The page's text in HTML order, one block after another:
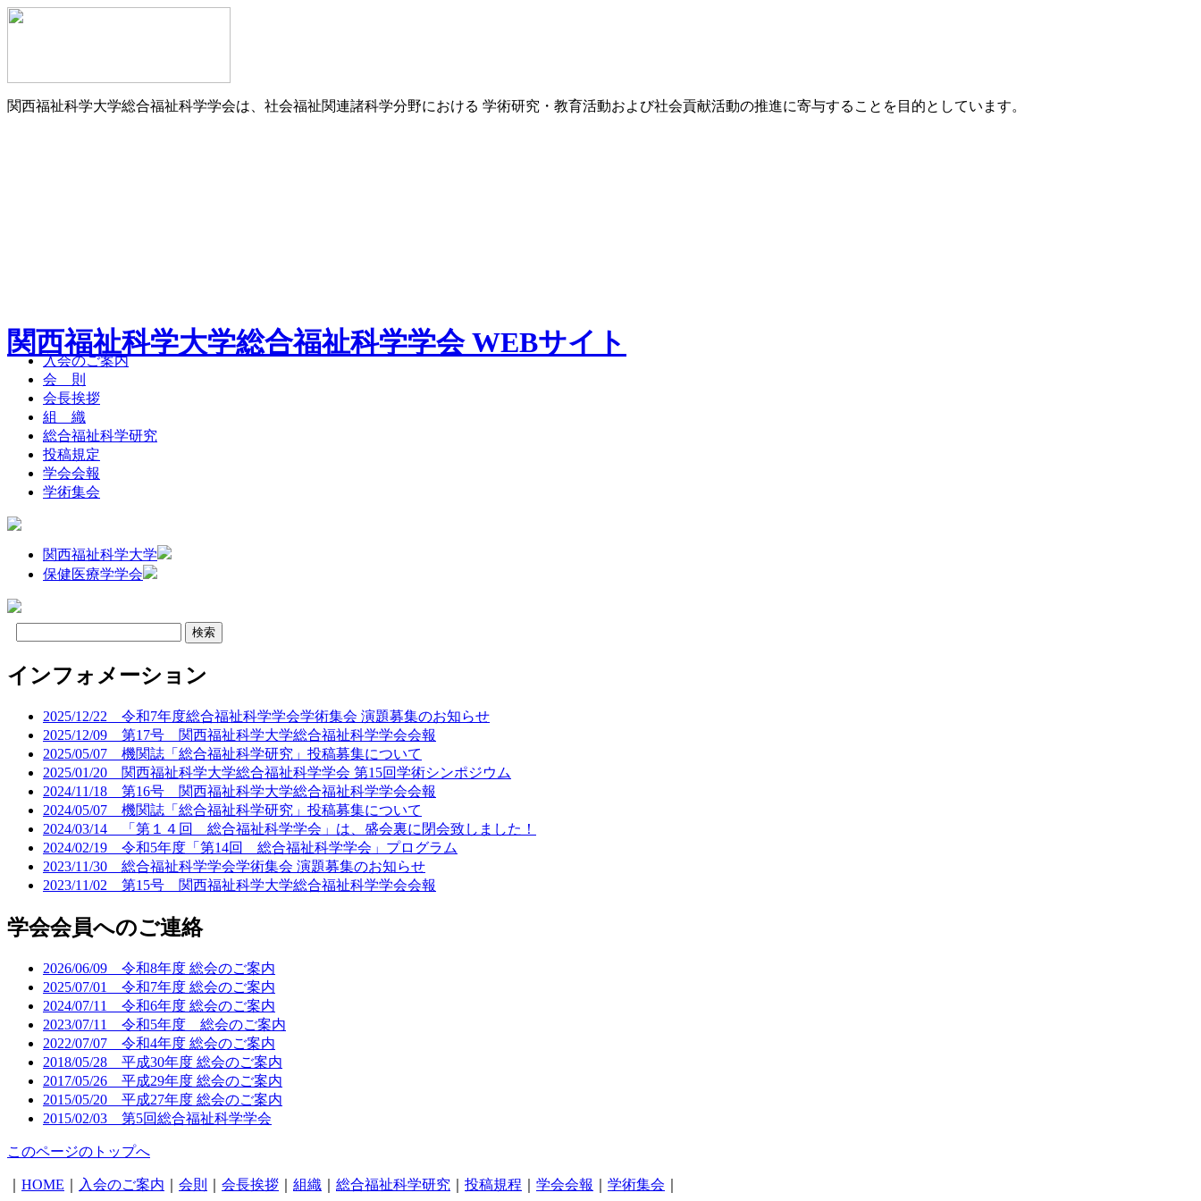
関西福祉科学大学総合福祉科学学会は、社会福祉関連諸科学分野における 学術研究・教育活動および社会貢献活動の推進に寄与することを目的としています。
関西福祉科学大学総合福祉科学学会 WEBサイト
入会のご案内
会 則
会長挨拶
組 織
総合福祉科学研究
投稿規定
学会会報
学術集会
関西福祉科学大学
保健医療学学会
インフォメーション
2025/12/22 令和7年度総合福祉科学学会学術集会 演題募集のお知らせ
2025/12/09 第17号 関西福祉科学大学総合福祉科学学会会報
2025/05/07 機関誌「総合福祉科学研究」投稿募集について
2025/01/20 関西福祉科学大学総合福祉科学学会 第15回学術シンポジウム
2024/11/18 第16号 関西福祉科学大学総合福祉科学学会会報
2024/05/07 機関誌「総合福祉科学研究」投稿募集について
2024/03/14 「第１４回 総合福祉科学学会」は、盛会裏に閉会致しました！
2024/02/19 令和5年度「第14回 総合福祉科学学会」プログラム
2023/11/30 総合福祉科学学会学術集会 演題募集のお知らせ
2023/11/02 第15号 関西福祉科学大学総合福祉科学学会会報
学会会員へのご連絡
2026/06/09 令和8年度 総会のご案内
2025/07/01 令和7年度 総会のご案内
2024/07/11 令和6年度 総会のご案内
2023/07/11 令和5年度 総会のご案内
2022/07/07 令和4年度 総会のご案内
2018/05/28 平成30年度 総会のご案内
2017/05/26 平成29年度 総会のご案内
2015/05/20 平成27年度 総会のご案内
2015/02/03 第5回総合福祉科学学会
このページのトップへ
HOME 入会のご案内 会則 会長挨拶 組織 総合福祉科学研究 投稿規程 学会会報 学術集会